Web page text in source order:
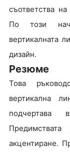
съответства
По този
вертикалната
дизайн.
Резюме
Това
вертикална
подчертава
акцентиране.